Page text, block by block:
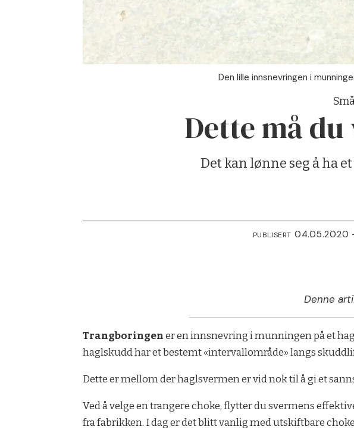
Den lille innsnevringen i
Dette må
Det kan lønne seg å ha
PUBLISERT
Denne
Trangboringener en innsnevring i munningen på et
haglskudd har et bestemt «intervallområde» langs
Dette er mellom der haglsvermen er vid nok til å gi et
Ved å velge en trangere choke, flytter du svermens
fra fabrikken. I dag er det blitt vanlig med utskiftbare